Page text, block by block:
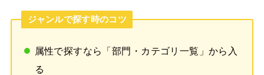
ジャンルで探す時のコツ
属性で探すなら「部門・カテゴリ一覧」から入
る